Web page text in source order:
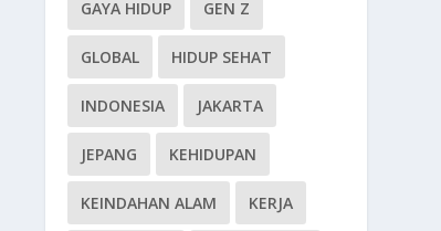
GAYA HIDUP GEN Z
GLOBAL HIDUP SEHAT
INDONESIA JAKARTA
JEPANG KEHIDUPAN
KEINDAHAN ALAM KERJA